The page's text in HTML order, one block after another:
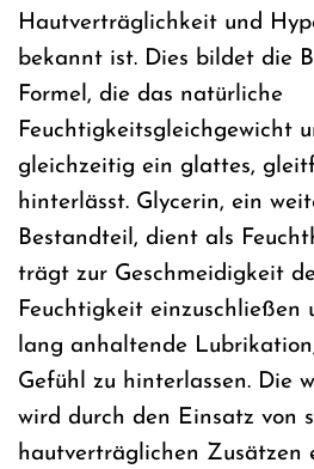
Hautverträglichkeit und
bekannt ist. Dies bildet die
Formel, die das natürliche
Feuchtigkeitsgleichgewicht
gleichzeitig ein glattes,
hinterlässt. Glycerin, ein
Bestandteil, dient als
trägt zur Geschmeidigkeit
Feuchtigkeit einzuschließen
lang anhaltende
Gefühl zu hinterlassen. Die
wird durch den Einsatz von
hautverträglichen Zusätzen